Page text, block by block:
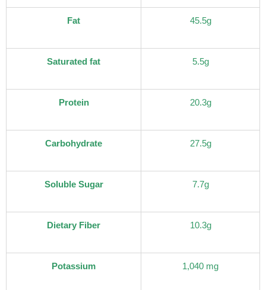
Fat 45.5g
Saturated fat 5.5g
Protein 20.3g
Carbohydrate 27.5g
Soluble Sugar 7.7g
Dietary Fiber 10.3g
Potassium 1,040 mg